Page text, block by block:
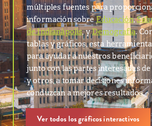
múltiples fuentes para
información sobreEducación,
de Indianápolis, yDemografía.
tablas y gráficos, esta
para ayudar a nuestros
junto con las partes interesadas
y otros, a tomar decisiones
conduzcan a mejores resultados.
Ver todos los gráficos interactivos